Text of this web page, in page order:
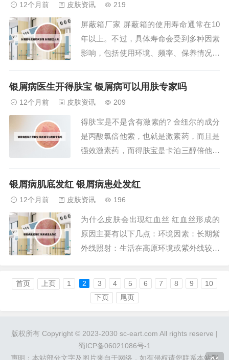
大患者。这将为银屑病患者带来更大的福
音，全面提...
12个月前 皮肤资讯 219
屏蔽箱厂家 屏蔽箱的使用寿命通常在10
年以上。不过，具体寿命会受到多种因素
影响，包括使用环境、频率、保养情况以
防火隔音棉等材质的屏蔽箱，如苏州安肯
万次以上。屏蔽牌是指一种可用于屏蔽无
线电波...
银屑病医生开得肤宝 银屑病可以用肤专家吗
12个月前 皮肤资讯 209
得肤宝是不是含有激素的? 金纽尔的成分
是丙酸氯倍他索，也就是激素药，而且是
强效激素药，而得肤宝是卡泊三醇倍他米
用很低的那种。金纽尔的话，如果题主你
用的话可能会产生很多副作用。得肤宝是
可以长效使...
银屑病肌底发红 银屑病患处发红
12个月前 皮肤资讯 196
为什么皮肤会出现红血丝 红血丝形成的
原因主要有以下几点：环境因素：长期紫
外线照射：生活在高原环境或紫外线较强
照射，皮肤容易变薄，从而导致红血丝增
多。遗传因素：先天性面部皮肤薄：部分
人群由于家族遗传，面部皮肤天生较薄，
境因素 高原...
首页 上页 1 2 3 4 5 6 7 8 9
10
下页
尾页
版权所有 Copyright © 2023-2030 sc-eart.com All rights reserve |
蜀ICP备06021086号-1
声明：本站部分文字及图片来自于网络，如有侵权请您联系本站删